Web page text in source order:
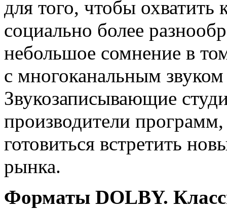
для того, чтобы
социально более
небольшое сомнение в
с многоканальным
Звукозаписывающие
производители
готовиться встретить
рынка.
Форматы DOLBY.